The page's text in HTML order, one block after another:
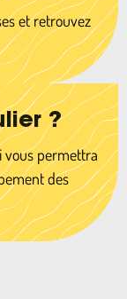
et retrouvez
?
vous permettra
des